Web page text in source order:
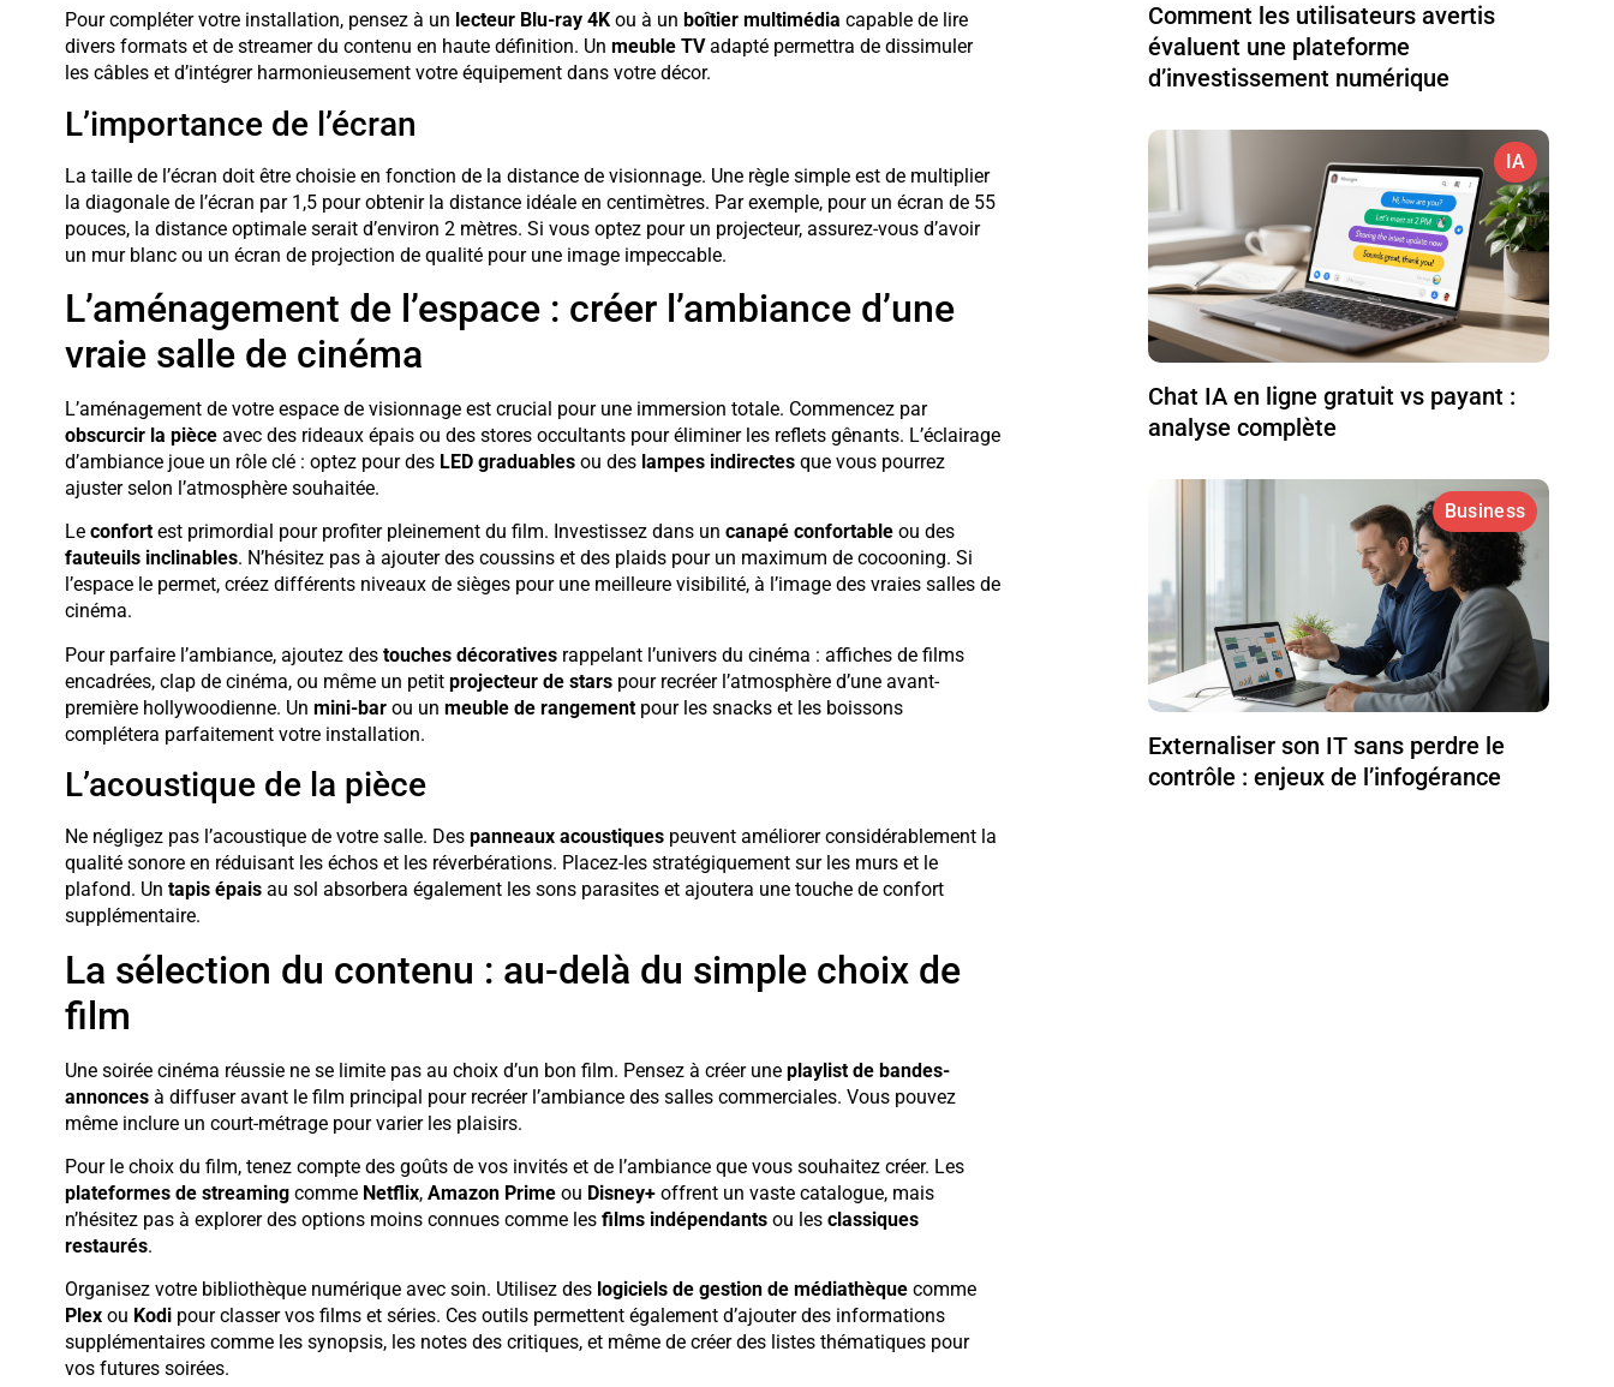
Pour compléter votre installation, pensez à un lecteur Blu-ray 4Kou à un boîtier multimédia capable de lire
divers formats et de streamer du contenu en haute définition. Un meuble TVadapté permettra de dissimuler
les câbles et d’intégrer harmonieusement votre équipement dans votre décor.
L’importance de l’écran
La taille de l’écran doit être choisie en fonction de la distance de visionnage. Une règle simple est de multiplier
la diagonale de l’écran par 1,5 pour obtenir la distance idéale en centimètres. Par exemple, pour un écran de 55
pouces, la distance optimale serait d’environ 2 mètres. Si vous optez pour un projecteur, assurez-vous d’avoir
un mur blanc ou un écran de projection de qualité pour une image impeccable.
L’aménagement de l’espace : créer l’ambiance d’une
vraie salle de cinéma
L’aménagement de votre espace de visionnage est crucial pour une immersion totale. Commencez par
obscurcir la pièceavec des rideaux épais ou des stores occultants pour éliminer les reflets gênants. L’éclairage
d’ambiance joue un rôle clé : optez pour des LED graduablesou des lampes indirectesque vous pourrez
ajuster selon l’atmosphère souhaitée.
Le confortest primordial pour profiter pleinement du film. Investissez dans un canapé confortableou des
fauteuils inclinables. N’hésitez pas à ajouter des coussins et des plaids pour un maximum de cocooning. Si
l’espace le permet, créez différents niveaux de sièges pour une meilleure visibilité, à l’image des vraies salles de
cinéma.
Pour parfaire l’ambiance, ajoutez des touches décorativesrappelant l’univers du cinéma : affiches de films
encadrées, clap de cinéma, ou même un petit projecteur de starspour recréer l’atmosphère d’une avant-
première hollywoodienne. Un mini-barou un meuble de rangementpour les snacks et les boissons
complétera parfaitement votre installation.
L’acoustique de la pièce
Ne négligez pas l’acoustique de votre salle. Des panneaux acoustiquespeuvent améliorer considérablement la
qualité sonore en réduisant les échos et les réverbérations. Placez-les stratégiquement sur les murs et le
plafond. Un tapis épaisau sol absorbera également les sons parasites et ajoutera une touche de confort
supplémentaire.
La sélection du contenu : au-delà du simple choix de
film
Une soirée cinéma réussie ne se limite pas au choix d’un bon film. Pensez à créer une playlist de bandes-
annoncesà diffuser avant le film principal pour recréer l’ambiance des salles commerciales. Vous pouvez
même inclure un court-métrage pour varier les plaisirs.
Pour le choix du film, tenez compte des goûts de vos invités et de l’ambiance que vous souhaitez créer. Les
plateformes de streamingcomme Netflix, Amazon Primeou Disney+offrent un vaste catalogue, mais
n’hésitez pas à explorer des options moins connues comme les films indépendantsou les classiques
restaurés.
Organisez votre bibliothèque numérique avec soin. Utilisez des logiciels de gestion de médiathèquecomme
Plexou Kodipour classer vos films et séries. Ces outils permettent également d’ajouter des informations
supplémentaires comme les synopsis, les notes des critiques, et même de créer des listes thématiques pour
vos futures soirées.
Comment les utilisateurs avertis
évaluent une plateforme
d’investissement numérique
IA
Chat IA en ligne gratuit vs payant :
analyse complète
Business
Externaliser son IT sans perdre le
contrôle : enjeux de l’infogérance